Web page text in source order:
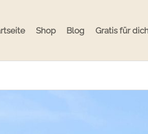
Shop Blog Gratis für